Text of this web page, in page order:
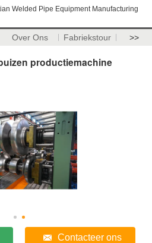
Welded Pipe Equipment Manufacturing
Over Ons Fabriekstour >>
productiemachine
Contacteer ons